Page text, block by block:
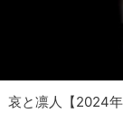
哀と凛人【2024